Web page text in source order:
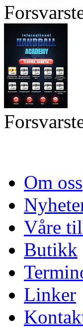
Om oss
Våre
Butikk
Linker